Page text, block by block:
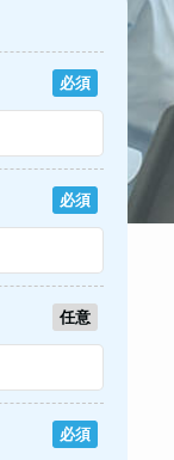
必須
必須
任意
必須